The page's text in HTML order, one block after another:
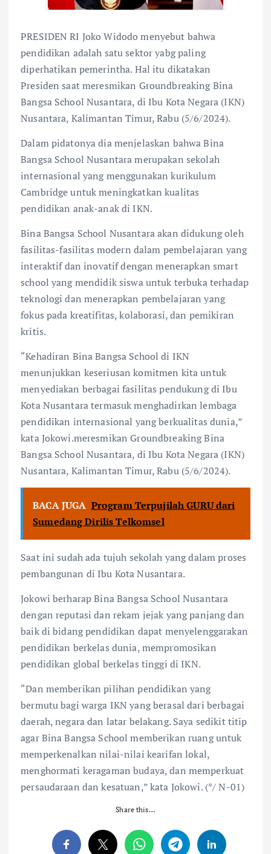
PRESIDEN RI Joko Widodo menyebut bahwa
pendidikan adalah satu sektor yabg paling
diperhatikan pemerintha. Hal itu dikatakan
Presiden saat meresmikan Groundbreaking Bina
Bangsa School Nusantara, di Ibu Kota Negara (IKN)
Nusantara, Kalimantan Timur, Rabu (5/6/2024).
Dalam pidatonya dia menjelaskan bahwa Bina
Bangsa School Nusantara merupakan sekolah
internasional yang menggunakan kurikulum
Cambridge untuk meningkatkan kualitas
pendidikan anak-anak di IKN.
Bina Bangsa School Nusantara akan didukung oleh
fasilitas-fasilitas modern dalam pembelajaran yang
interaktif dan inovatif dengan menerapkan smart
school yang mendidik siswa untuk terbuka terhadap
teknologi dan menerapkan pembelajaran yang
fokus pada kreatifitas, kolaborasi, dan pemikiran
kritis.
“Kehadiran Bina Bangsa School di IKN
menunjukkan keseriusan komitmen kita untuk
menyediakan berbagai fasilitas pendukung di Ibu
Kota Nusantara termasuk menghadirkan lembaga
pendidikan internasional yang berkualitas dunia,”
kata Jokowi.meresmikan Groundbreaking Bina
Bangsa School Nusantara, di Ibu Kota Negara (IKN)
Nusantara, Kalimantan Timur, Rabu (5/6/2024).
BACA JUGA Program Terpujilah GURU dari
Sumedang Dirilis Telkomsel
Saat ini sudah ada tujuh sekolah yang dalam proses
pembangunan di Ibu Kota Nusantara.
Jokowi berharap Bina Bangsa School Nusantara
dengan reputasi dan rekam jejak yang panjang dan
baik di bidang pendidikan dapat menyelenggarakan
pendidikan berkelas dunia, mempromosikan
pendidikan global berkelas tinggi di IKN.
“Dan memberikan pilihan pendidikan yang
bermutu bagi warga IKN yang berasal dari berbagai
daerah, negara dan latar belakang. Saya sedikit titip
agar Bina Bangsa School memberikan ruang untuk
memperkenalkan nilai-nilai kearifan lokal,
menghormati keragaman budaya, dan memperkuat
persaudaraan dan kesatuan,” kata Jokowi. (*/ N-01)
Share this…